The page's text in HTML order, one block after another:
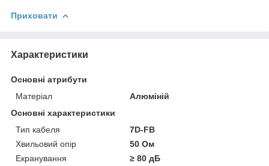
Приховати
Характеристики
Основні атрибути
Матеріал
Алюміній
Основні характеристики
Тип кабеля
7D-FB
Хвильовий опір
50 Ом
Екранування
≥ 80 дБ